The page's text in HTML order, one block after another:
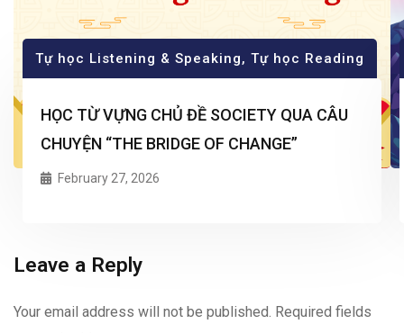
Tự học Listening & Speaking, Tự học Reading
HỌC TỪ VỰNG CHỦ ĐỀ SOCIETY QUA CÂU
CHUYỆN “THE BRIDGE OF CHANGE”
February 27, 2026
Leave a Reply
Your email address will not be published. Required fields